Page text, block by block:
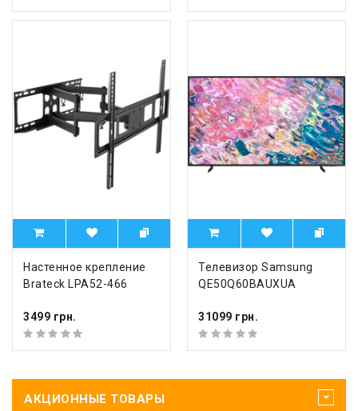
Настенное крепление
Brateck LPA52-466
3499 грн.
Телевизор Samsung
QE50Q60BAUXUA
31099 грн.
АКЦИОННЫЕ ТОВАРЫ